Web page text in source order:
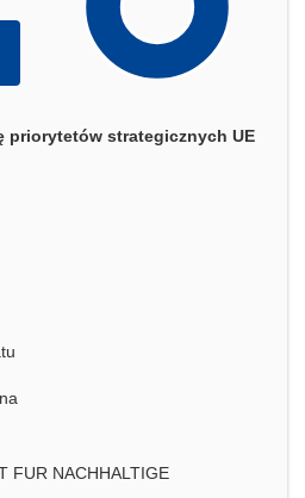
priorytetów strategicznych UE
FUR NACHHALTIGE